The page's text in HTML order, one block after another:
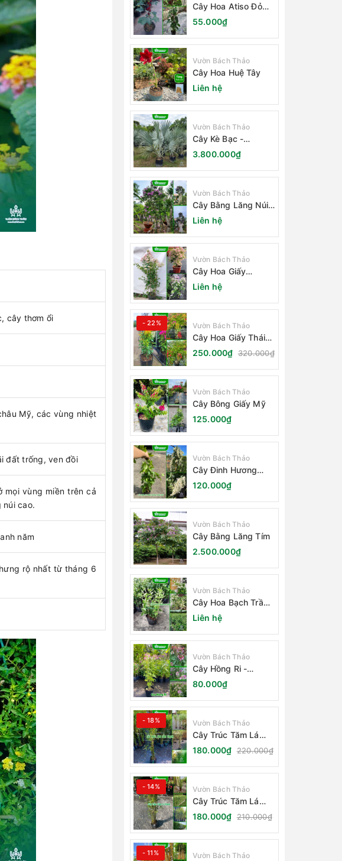
cây thơm ổi
Mỹ, các vùng nhiệt
đất trống, ven đồi
mọi vùng miền trên cả
núi cao.
năm
rộ nhất từ tháng 6
Cây Hoa Atiso Đỏ
(Bụt Gấm Hibiscus)
55.000₫
Vườn Bách Thảo
Cây Hoa Huệ Tây
Liên hệ
Vườn Bách Thảo
Cây Kè Bạc -
Smarckia Nobilis
3.800.000₫
Vườn Bách Thảo
Cây Bằng Lăng Núi
(Cây Săng Lẻ)
Liên hệ
Vườn Bách Thảo
Cây Hoa Giấy
Sakura Nhật Bản
Liên hệ
- 22% Vườn Bách Thảo
Cây Hoa Giấy Thái
Lan
250.000₫ 320.000₫
Vườn Bách Thảo
Cây Bông Giấy Mỹ
125.000₫
Vườn Bách Thảo
Cây Đinh Hương
Nhật Bản
120.000₫
Vườn Bách Thảo
Cây Bằng Lăng Tím
2.500.000₫
Vườn Bách Thảo
Cây Hoa Bạch Trầm
Hương
Liên hệ
Vườn Bách Thảo
Cây Hồng Ri -
Cleome Spinosa
80.000₫
- 18% Vườn Bách Thảo
Cây Trúc Tăm Lá
Cẩm Thạch
180.000₫ 220.000₫
- 14% Vườn Bách Thảo
Cây Trúc Tăm Lá
Xanh - Bambusa
Multiplex Fernleaf
180.000₫ 210.000₫
- 11% Vườn Bách Thảo